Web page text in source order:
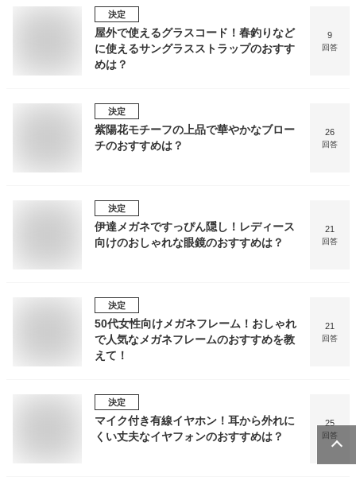
決定
屋外で使えるグラスコード！春釣りなど
に使えるサングラスストラップのおすす
めは？
9
回答
決定
紫陽花モチーフの上品で華やかなブロー
チのおすすめは？
26
回答
決定
伊達メガネですっぴん隠し！レディース
向けのおしゃれな眼鏡のおすすめは？
21
回答
決定
50代女性向けメガネフレーム！おしゃれ
で人気なメガネフレームのおすすめを教
えて！
21
回答
決定
マイク付き有線イヤホン！耳から外れに
くい丈夫なイヤフォンのおすすめは？
25
回答